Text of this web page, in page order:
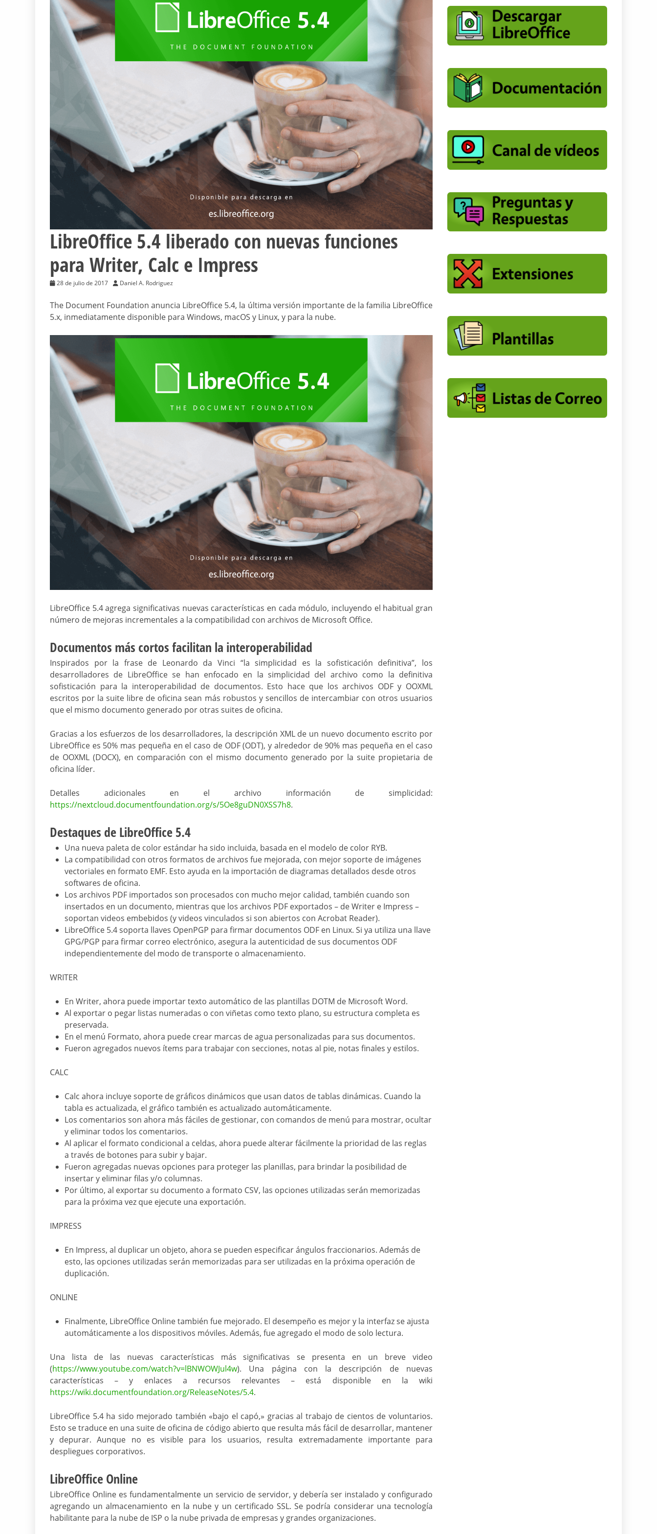
LibreOffice 5.4 liberado con nuevas funciones
para Writer, Calc e Impress
28 de julio de 2017 Daniel A. Rodriguez
The Document Foundation anuncia LibreOffice 5.4, la última versión importante de la familia LibreOffice
5.x, inmediatamente disponible para Windows, macOS y Linux, y para la nube.
LibreOffice 5.4 agrega significativas nuevas características en cada módulo, incluyendo el habitual gran
número de mejoras incrementales a la compatibilidad con archivos de Microsoft Office.
Documentos más cortos facilitan la interoperabilidad
Inspirados por la frase de Leonardo da Vinci “la simplicidad es la sofisticación definitiva”, los
desarrolladores de LibreOffice se han enfocado en la simplicidad del archivo como la definitiva
sofisticación para la interoperabilidad de documentos. Esto hace que los archivos ODF y OOXML
escritos por la suite libre de oficina sean más robustos y sencillos de intercambiar con otros usuarios
que el mismo documento generado por otras suites de oficina.
Gracias a los esfuerzos de los desarrolladores, la descripción XML de un nuevo documento escrito por
LibreOffice es 50% mas pequeña en el caso de ODF (ODT), y alrededor de 90% mas pequeña en el caso
de OOXML (DOCX), en comparación con el mismo documento generado por la suite propietaria de
oficina líder.
Detalles adicionales en el archivo información de simplicidad:
https://nextcloud.documentfoundation.org/s/5Oe8guDN0XSS7h8.
Destaques de LibreOffice 5.4
Una nueva paleta de color estándar ha sido incluida, basada en el modelo de color RYB.
La compatibilidad con otros formatos de archivos fue mejorada, con mejor soporte de imágenes
vectoriales en formato EMF. Esto ayuda en la importación de diagramas detallados desde otros
softwares de oficina.
Los archivos PDF importados son procesados con mucho mejor calidad, también cuando son
insertados en un documento, mientras que los archivos PDF exportados – de Writer e Impress –
soportan videos embebidos (y videos vinculados si son abiertos con Acrobat Reader).
LibreOffice 5.4 soporta llaves OpenPGP para firmar documentos ODF en Linux. Si ya utiliza una llave
GPG/PGP para firmar correo electrónico, asegura la autenticidad de sus documentos ODF
independientemente del modo de transporte o almacenamiento.
WRITER
En Writer, ahora puede importar texto automático de las plantillas DOTM de Microsoft Word.
Al exportar o pegar listas numeradas o con viñetas como texto plano, su estructura completa es
preservada.
En el menú Formato, ahora puede crear marcas de agua personalizadas para sus documentos.
Fueron agregados nuevos ítems para trabajar con secciones, notas al pie, notas finales y estilos.
CALC
Calc ahora incluye soporte de gráficos dinámicos que usan datos de tablas dinámicas. Cuando la
tabla es actualizada, el gráfico también es actualizado automáticamente.
Los comentarios son ahora más fáciles de gestionar, con comandos de menú para mostrar, ocultar
y eliminar todos los comentarios.
Al aplicar el formato condicional a celdas, ahora puede alterar fácilmente la prioridad de las reglas
a través de botones para subir y bajar.
Fueron agregadas nuevas opciones para proteger las planillas, para brindar la posibilidad de
insertar y eliminar filas y/o columnas.
Por último, al exportar su documento a formato CSV, las opciones utilizadas serán memorizadas
para la próxima vez que ejecute una exportación.
IMPRESS
En Impress, al duplicar un objeto, ahora se pueden especificar ángulos fraccionarios. Además de
esto, las opciones utilizadas serán memorizadas para ser utilizadas en la próxima operación de
duplicación.
ONLINE
Finalmente, LibreOffice Online también fue mejorado. El desempeño es mejor y la interfaz se ajusta
automáticamente a los dispositivos móviles. Además, fue agregado el modo de solo lectura.
Una lista de las nuevas características más significativas se presenta en un breve video
(https://www.youtube.com/watch?v=lBNWOWJul4w). Una página con la descripción de nuevas
características – y enlaces a recursos relevantes – está disponible en la wiki
https://wiki.documentfoundation.org/ReleaseNotes/5.4.
LibreOffice 5.4 ha sido mejorado también «bajo el capó,» gracias al trabajo de cientos de voluntarios.
Esto se traduce en una suite de oficina de código abierto que resulta más fácil de desarrollar, mantener
y depurar. Aunque no es visible para los usuarios, resulta extremadamente importante para
despliegues corporativos.
LibreOffice Online
LibreOffice Online es fundamentalmente un servicio de servidor, y debería ser instalado y configurado
agregando un almacenamiento en la nube y un certificado SSL. Se podría considerar una tecnología
habilitante para la nube de ISP o la nube privada de empresas y grandes organizaciones.